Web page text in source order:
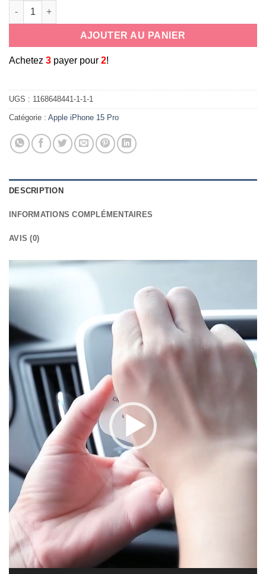
quantité de support auto magnetique discret pour smatphone
AJOUTER AU PANIER
Achetez 3 payer pour 2!
UGS : 1168648441-1-1-1
Catégorie : Apple iPhone 15 Pro
DESCRIPTION
INFORMATIONS COMPLÉMENTAIRES
AVIS (0)
Lecteur